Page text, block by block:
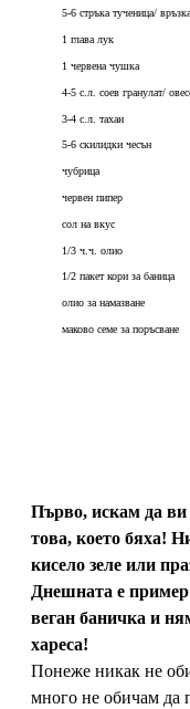
5-6 стръка тученица/
1 глава лук
1 червена чушка
4-5 с.л. соев гранулат/
3-4 с.л. тахан
5-6 скилидки чесън
чубрица
червен пипер
сол на вкус
1/3 ч.ч. олио
1/2 пакет кори за баница
олио за намазване
маково семе за поръсване
Първо, искам да ви
това, което бяха!
кисело зеле или
Днешната е пример
веган баничка и
хареса!
Понеже никак не
много не обичам да